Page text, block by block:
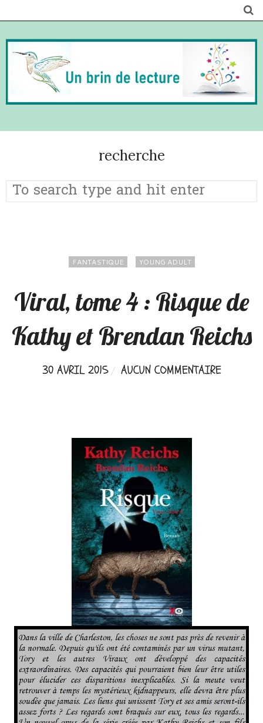
recherche
FANTASTIQUE YOUNG ADULT
Viral, tome 4 : Risque de
Kathy et Brendan Reichs
30 AVRIL 2015 AUCUN COMMENTAIRE